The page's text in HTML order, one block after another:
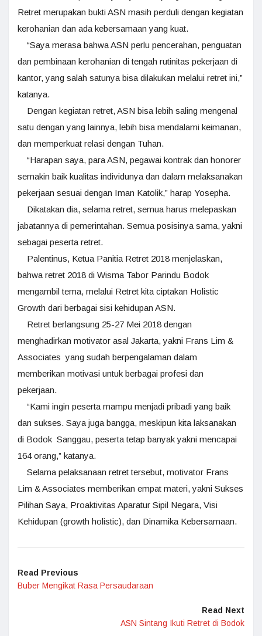
Retret merupakan bukti ASN masih perduli dengan kegiatan
kerohanian dan ada kebersamaan yang kuat.
“Saya merasa bahwa ASN perlu pencerahan, penguatan
dan pembinaan kerohanian di tengah rutinitas pekerjaan di
kantor, yang salah satunya bisa dilakukan melalui retret ini,”
katanya.
Dengan kegiatan retret, ASN bisa lebih saling mengenal
satu dengan yang lainnya, lebih bisa mendalami keimanan,
dan memperkuat relasi dengan Tuhan.
“Harapan saya, para ASN, pegawai kontrak dan honorer
semakin baik kualitas individunya dan dalam melaksanakan
pekerjaan sesuai dengan Iman Katolik,” harap Yosepha.
Dikatakan dia, selama retret, semua harus melepaskan
jabatannya di pemerintahan. Semua posisinya sama, yakni
sebagai peserta retret.
Palentinus, Ketua Panitia Retret 2018 menjelaskan,
bahwa retret 2018 di Wisma Tabor Parindu Bodok
mengambil tema, melalui Retret kita ciptakan Holistic
Growth dari berbagai sisi kehidupan ASN.
Retret berlangsung 25-27 Mei 2018 dengan
menghadirkan motivator asal Jakarta, yakni Frans Lim &
Associates yang sudah berpengalaman dalam
memberikan motivasi untuk berbagai profesi dan
pekerjaan.
“Kami ingin peserta mampu menjadi pribadi yang baik
dan sukses. Saya juga bangga, meskipun kita laksanakan
di Bodok Sanggau, peserta tetap banyak yakni mencapai
164 orang,” katanya.
Selama pelaksanaan retret tersebut, motivator Frans
Lim & Associates memberikan empat materi, yakni Sukses
Pilihan Saya, Proaktivitas Aparatur Sipil Negara, Visi
Kehidupan (growth holistic), dan Dinamika Kebersamaan.
Read Previous
Buber Mengikat Rasa Persaudaraan
Read Next
ASN Sintang Ikuti Retret di Bodok